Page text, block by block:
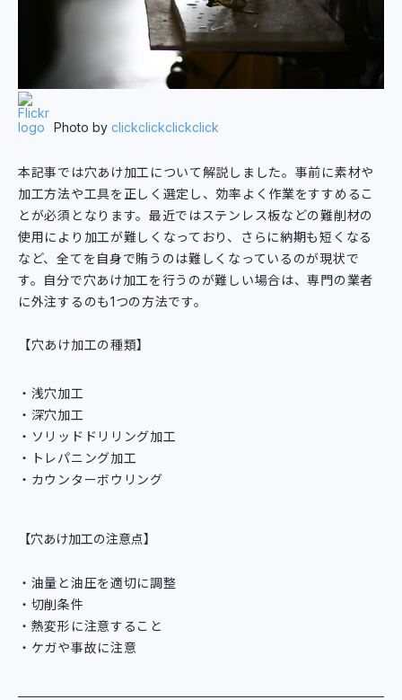
Photo by clickclickclickclick
本記事では穴あけ加工について解説しました。事前に素材や
加工方法や工具を正しく選定し、効率よく作業をすすめるこ
とが必須となります。最近ではステンレス板などの難削材の
使用により加工が難しくなっており、さらに納期も短くなる
など、全てを自身で賄うのは難しくなっているのが現状で
す。自分で穴あけ加工を行うのが難しい場合は、専門の業者
に外注するのも1つの方法です。
【穴あけ加工の種類】
浅穴加工
深穴加工
ソリッドドリリング加工
トレパニング加工
カウンターボウリング
【穴あけ加工の注意点】
油量と油圧を適切に調整
切削条件
熱変形に注意すること
ケガや事故に注意